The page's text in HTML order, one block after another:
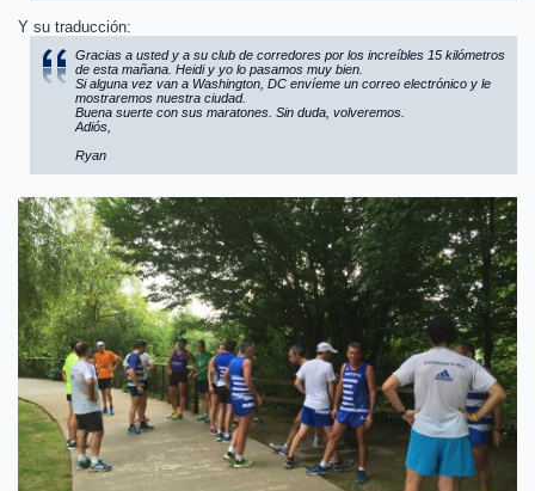
Y su traducción:
Gracias a usted y a su club de corredores por los increíbles 15 kilómetros
de esta mañana. Heidi y yo lo pasamos muy bien.
Si alguna vez van a Washington, DC envíeme un correo electrónico y le
mostraremos nuestra ciudad.
Buena suerte con sus maratones. Sin duda, volveremos.
Adiós,
Ryan